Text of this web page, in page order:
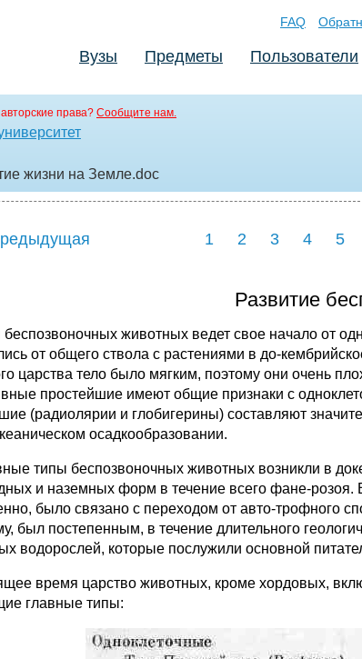
FAQ
Вузы Предметы Пользователи
права? Сообщите нам.
жизни на Земле.doc
1 2 3 4 5
Развитие
беспозвоночных животных ведет свое начало от
от общего ствола с растениями в до-
царства тело было мягким, поэтому они очень
простейшие имеют общие признаки с
(радиолярии и глобигерины) составляют
осадкообразовании.
типы беспозвоночных животных возникли в
и наземных форм в течение всего фане-розоя.
было связано с переходом от авто-трофного
был постепенным, в течение длительного
водорослей, которые послужили основной
время царство животных, кроме хордовых,
главные типы: